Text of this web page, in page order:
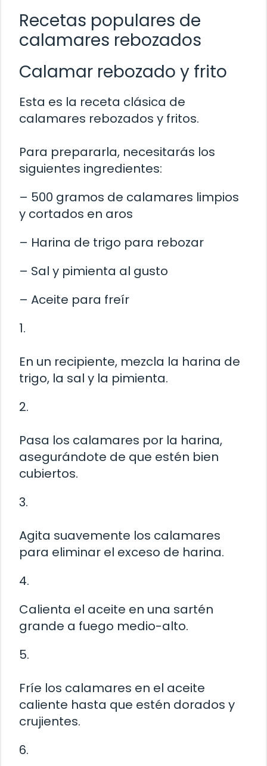
Recetas populares de
calamares rebozados
Calamar rebozado y frito
Esta es la receta clásica de
calamares rebozados y fritos.
Para prepararla, necesitarás los
siguientes ingredientes:
– 500 gramos de calamares limpios
y cortados en aros
– Harina de trigo para rebozar
– Sal y pimienta al gusto
– Aceite para freír
1.
En un recipiente, mezcla la harina de
trigo, la sal y la pimienta.
2.
Pasa los calamares por la harina,
asegurándote de que estén bien
cubiertos.
3.
Agita suavemente los calamares
para eliminar el exceso de harina.
4.
Calienta el aceite en una sartén
grande a fuego medio-alto.
5.
Fríe los calamares en el aceite
caliente hasta que estén dorados y
crujientes.
6.